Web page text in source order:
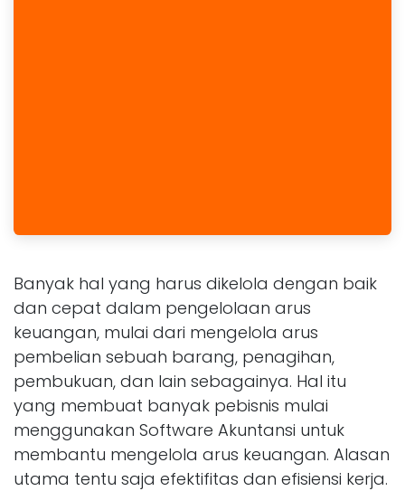
Banyak hal yang harus dikelola dengan baik
dan cepat dalam pengelolaan arus
keuangan, mulai dari mengelola arus
pembelian sebuah barang, penagihan,
pembukuan, dan lain sebagainya. Hal itu
yang membuat banyak pebisnis mulai
menggunakan Software Akuntansi untuk
membantu mengelola arus keuangan. Alasan
utama tentu saja efektifitas dan efisiensi kerja.